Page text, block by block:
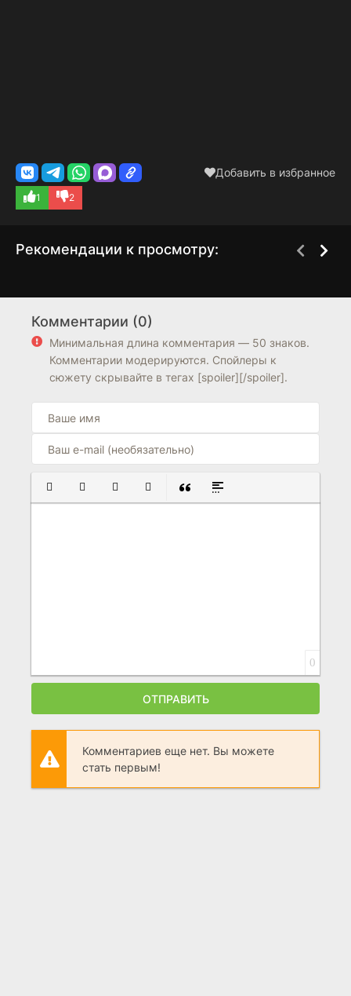
Добавить в избранное
1 2
Рекомендации к просмотру:
7.6 7.7 7.8
Комментарии (0)
Минимальная длина комментария — 50 знаков.
Комментарии модерируются. Спойлеры к
сюжету скрывайте в тегах [spoiler][/spoiler].
ПОЛУЖИРНЫЙ
КУРСИВПОДЧЕРКНУТЫЙ
ЗАЧЕРКНУТЫЙ
ВСТАВКА ЦИТАТЫ
ВСТАВКА СПОЙЛЕРА
0
ОТПРАВИТЬ
Комментариев еще нет. Вы можете
стать первым!